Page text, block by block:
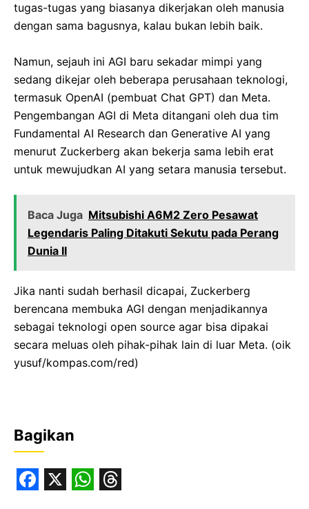
tugas-tugas yang biasanya dikerjakan oleh manusia
dengan sama bagusnya, kalau bukan lebih baik.
Namun, sejauh ini AGI baru sekadar mimpi yang
sedang dikejar oleh beberapa perusahaan teknologi,
termasuk OpenAI (pembuat Chat GPT) dan Meta.
Pengembangan AGI di Meta ditangani oleh dua tim
Fundamental AI Research dan Generative AI yang
menurut Zuckerberg akan bekerja sama lebih erat
untuk mewujudkan AI yang setara manusia tersebut.
Baca Juga Mitsubishi A6M2 Zero Pesawat
Legendaris Paling Ditakuti Sekutu pada Perang
Dunia II
Jika nanti sudah berhasil dicapai, Zuckerberg
berencana membuka AGI dengan menjadikannya
sebagai teknologi open source agar bisa dipakai
secara meluas oleh pihak-pihak lain di luar Meta. (oik
yusuf/kompas.com/red)
Bagikan